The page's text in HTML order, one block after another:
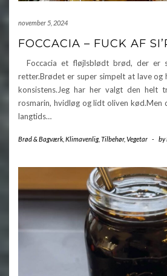
november 5, 2024
FOCCACIA – FUCK AF
Foccacia et fløjlsblødt brød, der er
retter.Brødet er super simpelt at lave
konsistens.Jeg har her valgt den helt
rosmarin, hvidløg og lidt oliven kød.Men
langtids…
Brød & Bagværk Klimavenlig, Tilbehør, Vegetar - by